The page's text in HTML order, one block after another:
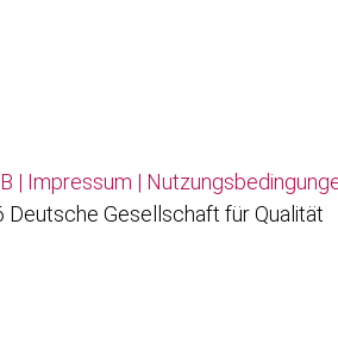
| Impressum |
Gesellschaft für Qualität